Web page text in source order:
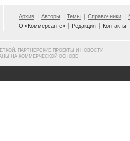
Архив Авторы Темы Справочники
О «Коммерсанте»
Редакция Контакты
ПАРТНЕРСКИЕ ПРОЕКТЫ И НОВОСТИ
НА КОММЕРЧЕСКОЙ ОСНОВЕ